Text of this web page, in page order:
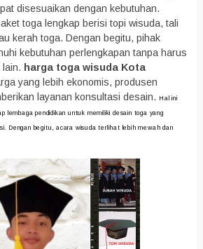
disesuaikan dengan kebutuhan.
toga lengkap berisi topi wisuda, tali
kerah toga. Dengan begitu, pihak
kebutuhan perlengkapan tanpa harus
lain. harga toga wisuda Kota
yang lebih ekonomis, produsen
layanan konsultasi desain. Hal ini
lembaga pendidikan untuk memiliki desain toga yang
Dengan begitu, acara wisuda terlihat lebih mewah dan